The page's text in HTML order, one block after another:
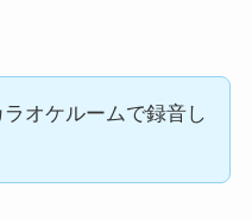
オケルームで録音し